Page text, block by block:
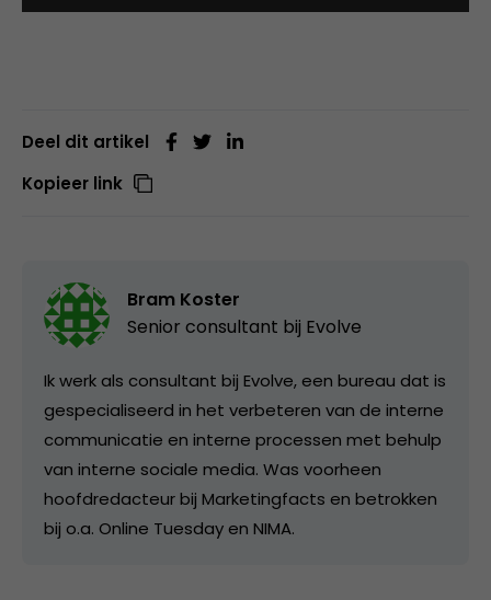
Deel dit artikel
Kopieer link
Bram Koster
Senior consultant bij Evolve
Ik werk als consultant bij Evolve, een bureau dat is
gespecialiseerd in het verbeteren van de interne
communicatie en interne processen met behulp
van interne sociale media. Was voorheen
hoofdredacteur bij Marketingfacts en betrokken
bij o.a. Online Tuesday en NIMA.